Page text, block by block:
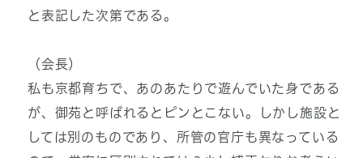
と表記した次第である。
（会長）
私も京都育ちで、あのあたりで遊んでいた身である
が、御苑と呼ばれるとピンとこない。しかし施設と
しては別のものであり、所管の官庁も異なっている